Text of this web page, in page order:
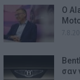
Ο
σαν